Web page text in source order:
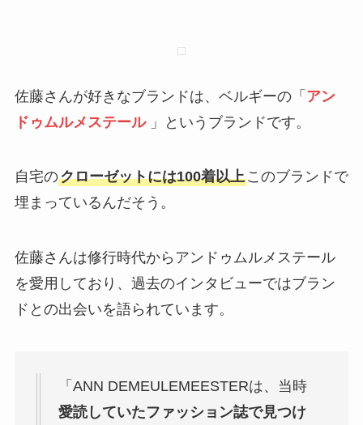
佐藤さんが好きなブランドは、ベルギーの「 アン
ドゥムルメステール」というブランドです。
自宅のクローゼットには100着以上このブランドで
埋まっているんだそう。
佐藤さんは修行時代からアンドゥムルメステール
を愛用しており、過去のインタビューではブラン
ドとの出会いを語られています。
「ANN DEMEULEMEESTERは、当時
愛読していたファッション誌で見つけ